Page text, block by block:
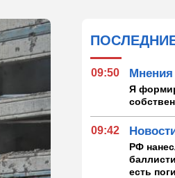
09:50 Мнения
Я
09:42
РФ
есть